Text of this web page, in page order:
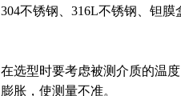
304不锈钢、316L不锈钢、钽膜
在选型时要考虑被测介质的温
膨胀，使测量不准。